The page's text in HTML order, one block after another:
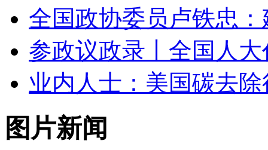
全国政协委员卢铁忠
参政议政录丨全国人
业内人士：美国碳去
图片新闻